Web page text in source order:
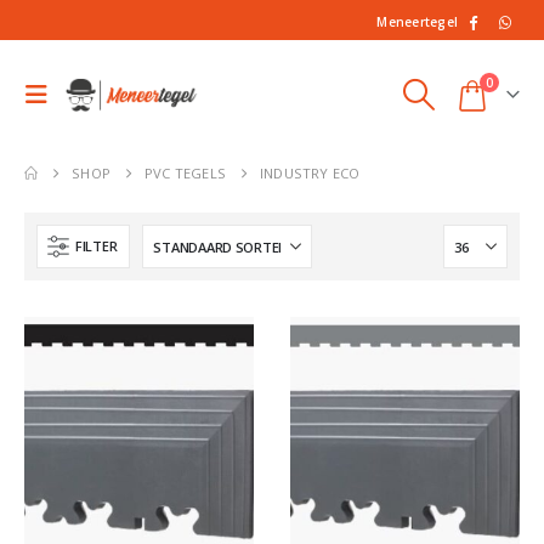
Meneertegel
0
SHOP PVC TEGELS INDUSTRY ECO
FILTER